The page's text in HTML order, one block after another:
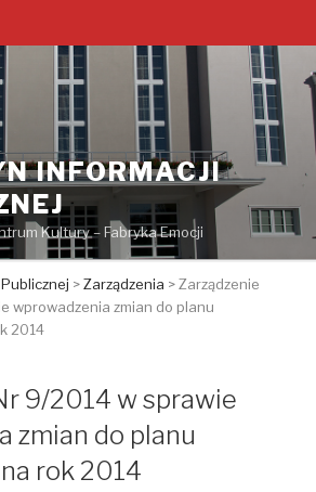
INFORMACJI
Kultury – Fabryka Emocji
>Zarządzenia >Zarządzenie
wprowadzenia zmian do planu
2014
9/2014 w sprawie
zmian do planu
rok 2014